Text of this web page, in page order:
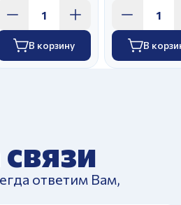
В корзину В
ответим Вам,